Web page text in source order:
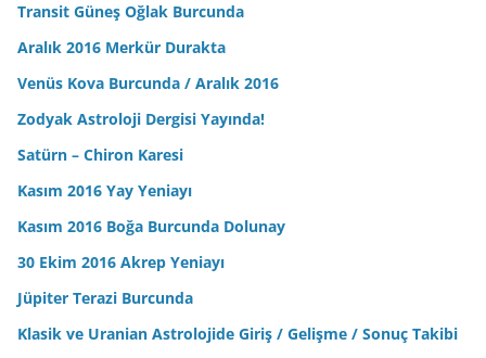
Transit Güneş Oğlak Burcunda
Aralık 2016 Merkür Durakta
Venüs Kova Burcunda / Aralık 2016
Zodyak Astroloji Dergisi Yayında!
Satürn – Chiron Karesi
Kasım 2016 Yay Yeniayı
Kasım 2016 Boğa Burcunda Dolunay
30 Ekim 2016 Akrep Yeniayı
Jüpiter Terazi Burcunda
Klasik ve Uranian Astrolojide Giriş / Gelişme / Sonuç Takibi